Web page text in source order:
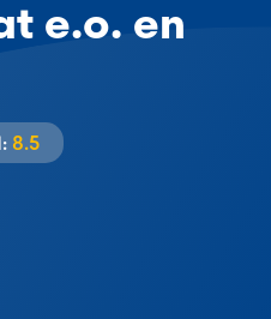
e.o. en
8.5